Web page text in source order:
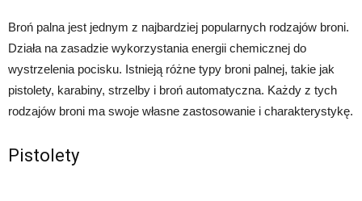
Broń palna jest jednym z najbardziej popularnych rodzajów broni.
Działa na zasadzie wykorzystania energii chemicznej do
wystrzelenia pocisku. Istnieją różne typy broni palnej, takie jak
pistolety, karabiny, strzelby i broń automatyczna. Każdy z tych
rodzajów broni ma swoje własne zastosowanie i charakterystykę.
Pistolety